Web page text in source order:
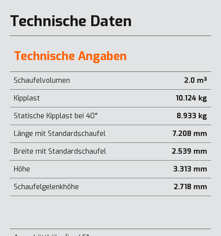
Technische Daten
Technische Angaben
Schaufelvolumen
2.0 m³
Kipplast
10.124 kg
Statische Kipplast bei 40°
8.933 kg
Länge mit Standardschaufel
7.208 mm
Breite mit Standardschaufel
2.539 mm
Höhe
3.313 mm
Schaufelgelenkhöhe
2.718 mm